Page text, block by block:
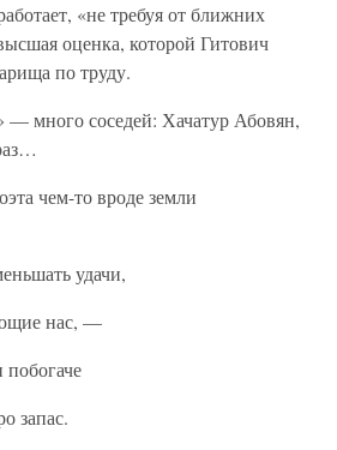
«не требуя от ближних
оценка, которой Гитович
по труду.
— много соседей: Хачатур Абовян,
чем-то вроде земли
удачи,
нас, —
запас.